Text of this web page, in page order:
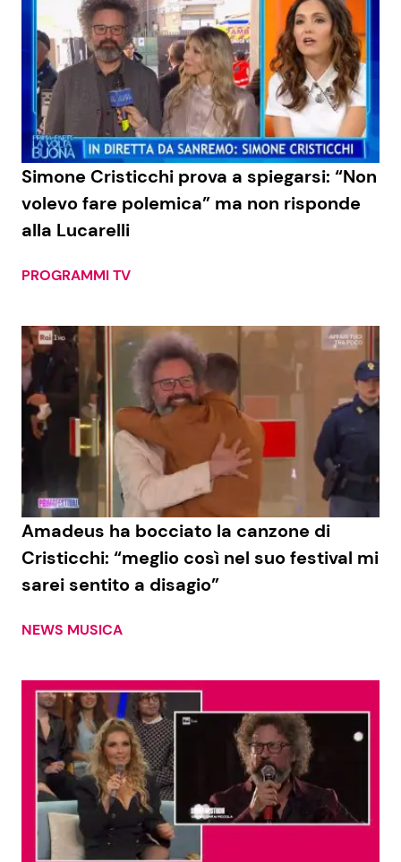
Simone Cristicchi prova a spiegarsi: “Non
volevo fare polemica” ma non risponde
alla Lucarelli
PROGRAMMI TV
Amadeus ha bocciato la canzone di
Cristicchi: “meglio così nel suo festival mi
sarei sentito a disagio”
NEWS MUSICA